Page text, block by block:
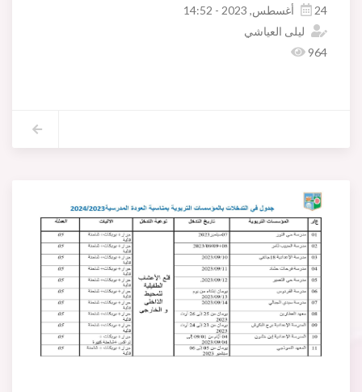
24 أغسطس, 2023 - 14:52
ليلى العياشي
964